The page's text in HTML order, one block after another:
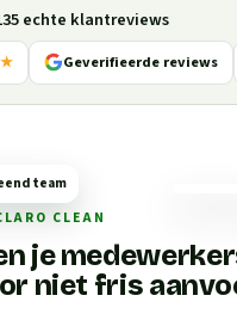
echte klantreviews
Geverifieerde reviews
CLEAN
je
niet fris
team